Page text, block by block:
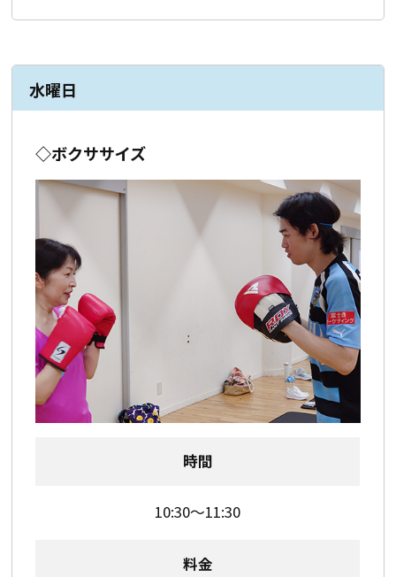
水曜日
◇ボクササイズ
時間
10:30～11:30
料金